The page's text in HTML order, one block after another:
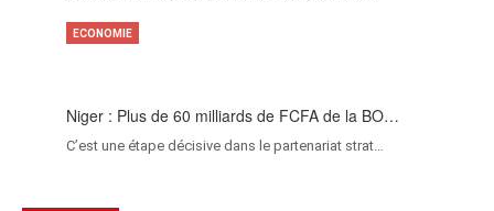
Niger : Plus de 60 milliards de FCFA de la BO…
C’est une étape décisive dans le partenariat strat…
ECONOMIE